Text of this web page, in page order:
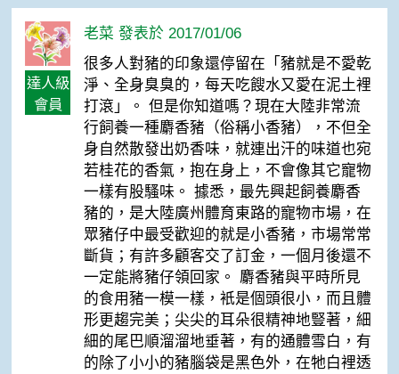
達人級
會員
老菜 發表於 2017/01/06
很多人對豬的印象還停留在「豬就是不愛乾
淨、全身臭臭的，每天吃餿水又愛在泥土裡
打滾」。 但是你知道嗎？現在大陸非常流
行飼養一種麝香豬（俗稱小香豬），不但全
身自然散發出奶香味，就連出汗的味道也宛
若桂花的香氣，抱在身上，不會像其它寵物
一樣有股騷味。 據悉，最先興起飼養麝香
豬的，是大陸廣州體育東路的寵物市場，在
眾豬仔中最受歡迎的就是小香豬，市場常常
斷貨；有許多顧客交了訂金，一個月後還不
一定能將豬仔領回家。 麝香豬與平時所見
的食用豬一模一樣，衹是個頭很小，而且體
形更趨完美；尖尖的耳朵很精神地豎著，細
細的尾巴順溜溜地垂著，有的通體雪白，有
的除了小小的豬腦袋是黑色外，在牠白裡透